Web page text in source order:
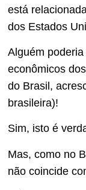
está
dos Estados
Alguém
econômicos
do Brasil,
brasileira)!
Sim, isto é
Mas, como no
não coincide